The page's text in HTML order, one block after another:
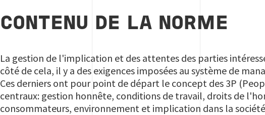
CONTENU DE LA NORME
La gestion de l'implication et des attentes des parties
côté de cela, il y a des exigences imposées au système de
Ces derniers ont pour point de départ le concept des 3P
centraux: gestion honnête, conditions de travail, droits de
consommateurs, environnement et implication dans la